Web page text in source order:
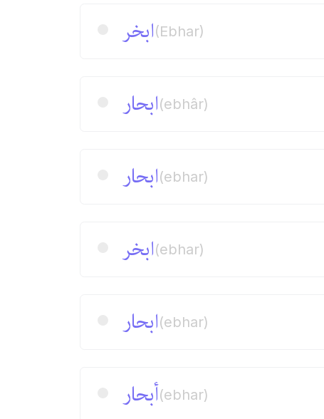
ابخر(Ebhar)
ابحار(ebhâr)
ابحار(ebhar)
ابخر(ebhar)
ابحار(ebhar)
أبحار(ebhar)